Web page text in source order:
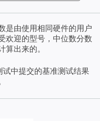
是由使用相同硬件的用户
欢迎的型号，中位数分数
出来的。
中提交的基准测试结果